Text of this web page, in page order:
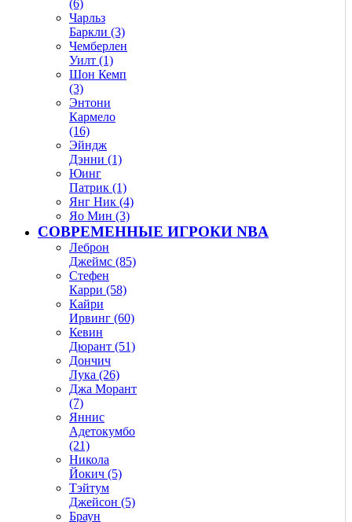
(6)
Чарльз
Баркли (3)
Чемберлен
Уилт (1)
Шон Кемп
(3)
Энтони
Кармело
(16)
Эйндж
Дэнни (1)
Юинг
Патрик (1)
Янг Ник (4)
Яо Мин (3)
СОВРЕМЕННЫЕ ИГРОКИ NBA
Леброн
Джеймс (85)
Стефен
Карри (58)
Кайри
Ирвинг (60)
Кевин
Дюрант (51)
Дончич
Лука (26)
Джа Морант
(7)
Яннис
Адетокумбо
(21)
Никола
Йокич (5)
Тэйтум
Джейсон (5)
Браун